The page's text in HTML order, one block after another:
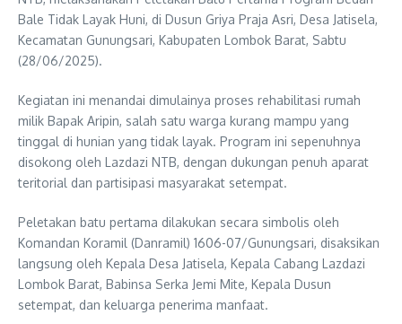
Bale Tidak Layak Huni, di Dusun Griya Praja Asri, Desa Jatisela,
Kecamatan Gunungsari, Kabupaten Lombok Barat, Sabtu
(28/06/2025).
Kegiatan ini menandai dimulainya proses rehabilitasi rumah
milik Bapak Aripin, salah satu warga kurang mampu yang
tinggal di hunian yang tidak layak. Program ini sepenuhnya
disokong oleh Lazdazi NTB, dengan dukungan penuh aparat
teritorial dan partisipasi masyarakat setempat.
Peletakan batu pertama dilakukan secara simbolis oleh
Komandan Koramil (Danramil) 1606-07/Gunungsari, disaksikan
langsung oleh Kepala Desa Jatisela, Kepala Cabang Lazdazi
Lombok Barat, Babinsa Serka Jemi Mite, Kepala Dusun
setempat, dan keluarga penerima manfaat.